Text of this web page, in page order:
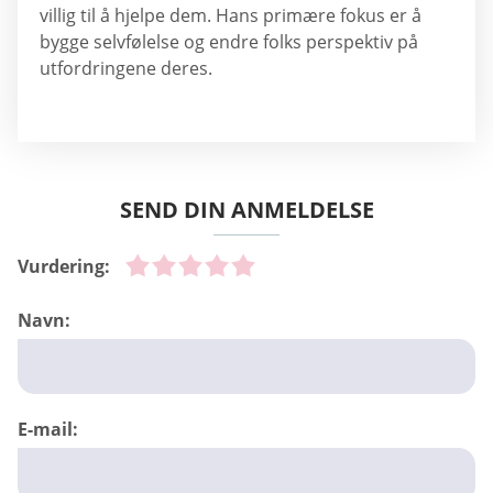
villig til å hjelpe dem. Hans primære fokus er å
bygge selvfølelse og endre folks perspektiv på
utfordringene deres.
SEND DIN ANMELDELSE
Vurdering:
Navn:
E-mail: